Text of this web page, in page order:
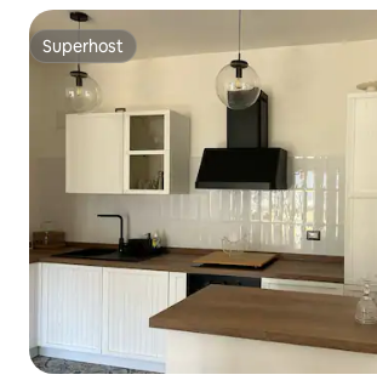
Superhost
Superhost